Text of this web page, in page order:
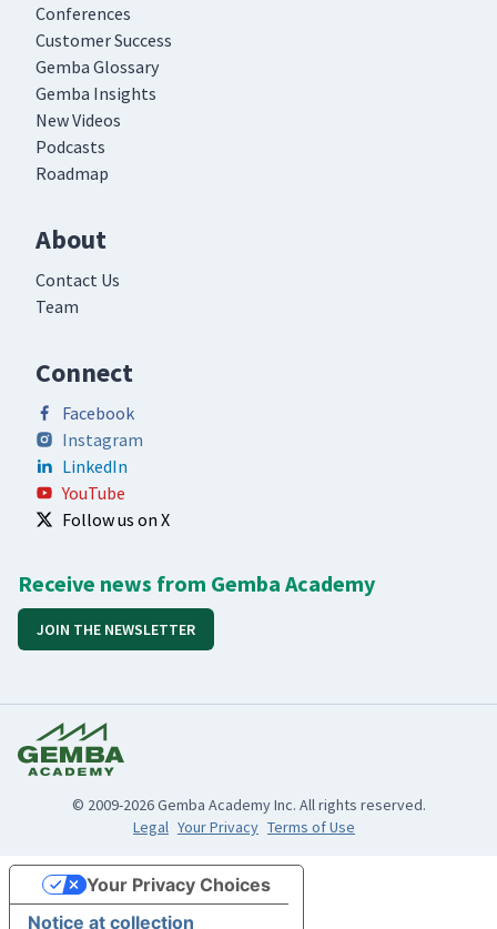
Conferences
Customer Success
Gemba Glossary
Gemba Insights
New Videos
Podcasts
Roadmap
About
Contact Us
Team
Connect
Facebook
Instagram
LinkedIn
YouTube
Follow us on X
Receive news from Gemba Academy
JOIN THE NEWSLETTER
© 2009-2026 Gemba Academy Inc. All rights reserved.
Legal Your Privacy Terms of Use
Notice at collection
Your Privacy Choices